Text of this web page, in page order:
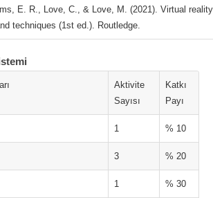
E. R., Love, C., & Love, M. (2021). Virtual
techniques (1st ed.). Routledge.
Aktivite
Sayısı
Katkı
Payı
1 % 10
3 % 20
1 % 30